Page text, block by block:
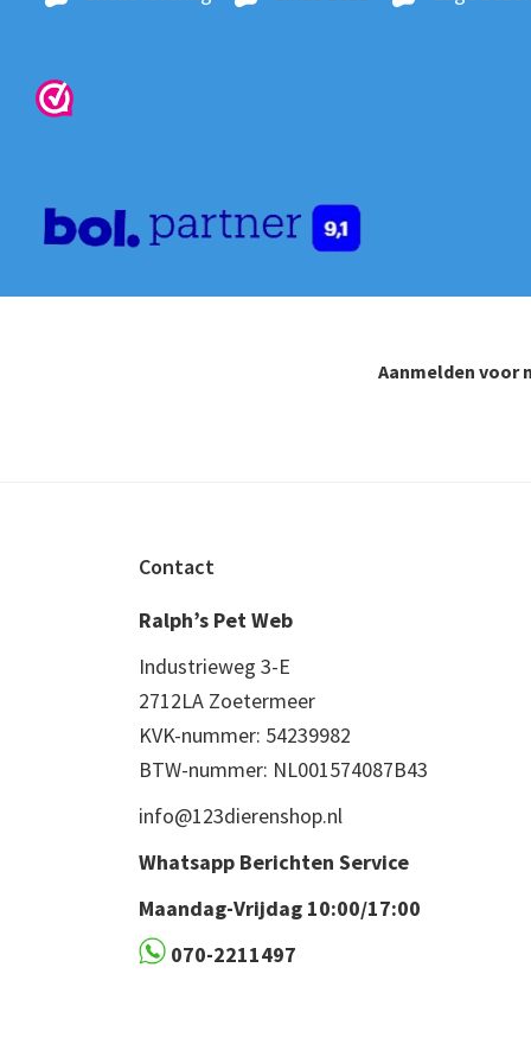
Aanmelden voor
Contact
Ralph’s Pet Web
Industrieweg 3-E
2712LA Zoetermeer
KVK-nummer: 54239982
BTW-nummer: NL001574087B43
info@123dierenshop.nl
Whatsapp Berichten Service
Maandag-Vrijdag 10:00/17:00
070-2211497